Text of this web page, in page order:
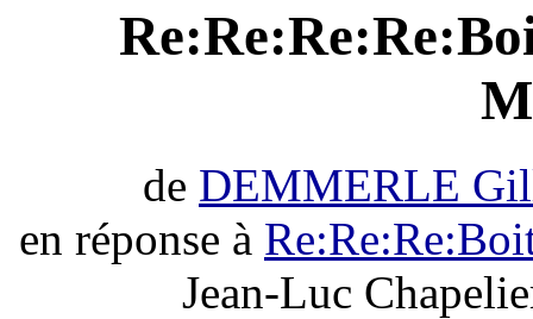
de DEMMERLE
en réponse à
Jean-Luc